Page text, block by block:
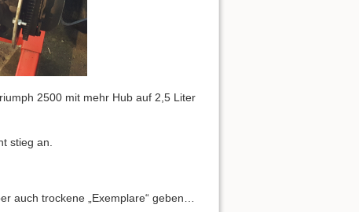
2500 mit mehr Hub auf 2,5 Liter
stieg an.
auch trockene „Exemplare“ geben…